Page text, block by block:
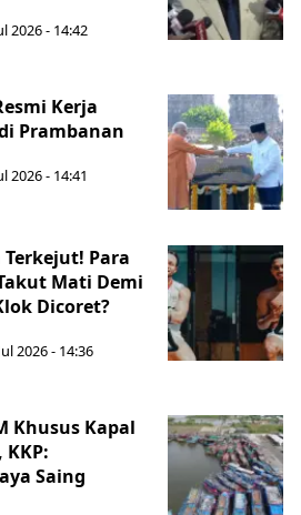
2026 - 14:42
Kerja
Prambanan
2026 - 14:41
Para
Mati Demi
Dicoret?
2026 - 14:36
Khusus Kapal
KKP:
Saing